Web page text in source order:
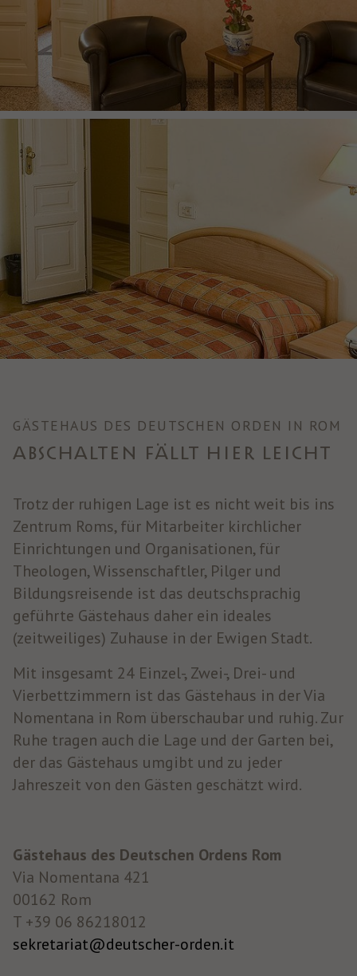
GÄSTEHAUS DES DEUTSCHEN ORDEN IN ROM
ABSCHALTEN FÄLLT HIER LEICHT
Trotz der ruhigen Lage ist es nicht weit bis ins
Zentrum Roms, für Mitarbeiter kirchlicher
Einrichtungen und Organisationen, für
Theologen, Wissenschaftler, Pilger und
Bildungsreisende ist das deutschsprachig
geführte Gästehaus daher ein ideales
(zeitweiliges) Zuhause in der Ewigen Stadt.
Mit insgesamt 24 Einzel-, Zwei-, Drei- und
Vierbettzimmern ist das Gästehaus in der Via
Nomentana in Rom überschaubar und ruhig. Zur
Ruhe tragen auch die Lage und der Garten bei,
der das Gästehaus umgibt und zu jeder
Jahreszeit von den Gästen geschätzt wird.
Gästehaus des Deutschen Ordens Rom
Via Nomentana 421
00162 Rom
T +39 06 86218012
sekretariat@deutscher-orden.it